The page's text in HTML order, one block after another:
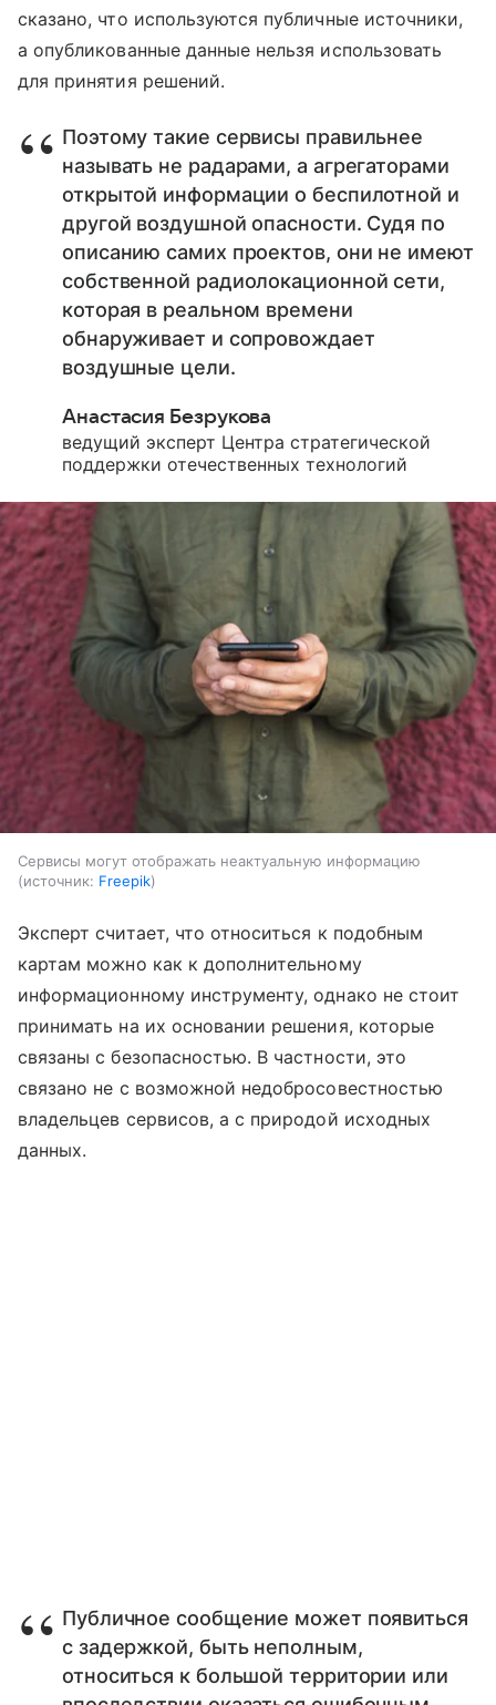
сказано, что используются публичные источники,
а опубликованные данные нельзя использовать
для принятия решений.
Поэтому такие сервисы правильнее
называть не радарами, а агрегаторами
открытой информации о беспилотной и
другой воздушной опасности. Судя по
описанию самих проектов, они не имеют
собственной радиолокационной сети,
которая в реальном времени
обнаруживает и сопровождает
воздушные цели.
Анастасия Безрукова
ведущий эксперт Центра стратегической
поддержки отечественных технологий
Сервисы могут отображать неактуальную информацию
источник: Freepik
Эксперт считает, что относиться к подобным
картам можно как к дополнительному
информационному инструменту, однако не стоит
принимать на их основании решения, которые
связаны с безопасностью. В частности, это
связано не с возможной недобросовестностью
владельцев сервисов, а с природой исходных
данных.
Публичное сообщение может появиться
с задержкой, быть неполным,
относиться к большой территории или